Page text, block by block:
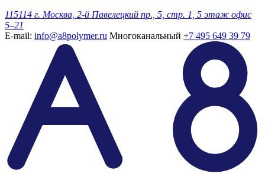
115114 г. Москва, 2-й Павелецкий пр., 5, стр. 1, 5 этаж офис
5–21
E-mail: info@a8polymer.ru Многоканальный +7 495 649 39 79